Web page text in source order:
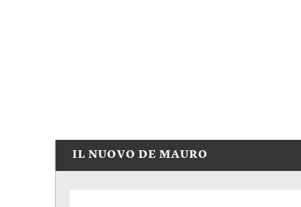
IL NUOVO DE MAURO